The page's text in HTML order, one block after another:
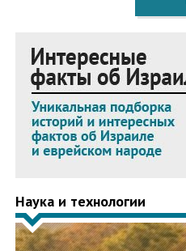
Наука и технологии